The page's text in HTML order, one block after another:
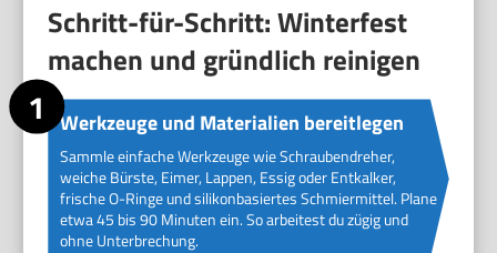
Schritt-für-Schritt: Winterfest
machen und gründlich reinigen
Werkzeuge und Materialien bereitlegen
Sammle einfache Werkzeuge wie Schraubendreher,
weiche Bürste, Eimer, Lappen, Essig oder Entkalker,
frische O-Ringe und silikonbasiertes Schmiermittel. Plane
etwa 45 bis 90 Minuten ein. So arbeitest du zügig und
ohne Unterbrechung.